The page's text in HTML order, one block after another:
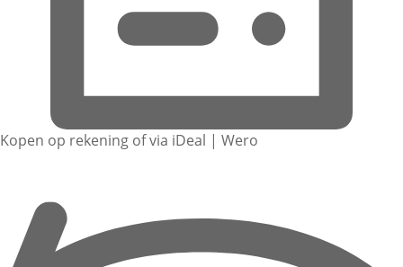
Kopen op rekening of via iDeal | Wero